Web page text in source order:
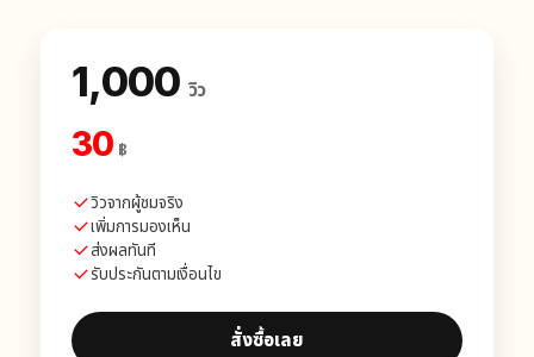
1,000 วิว
30 ฿
วิวจากผู้ชมจริง
เพิ่มการมองเห็น
ส่งผลทันที
รับประกันตามเงื่อนไข
สั่งซื้อเลย